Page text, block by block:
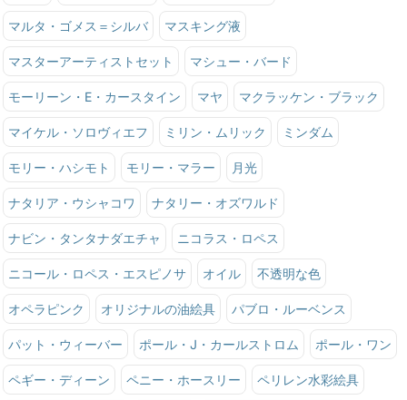
マルタ・ゴメス＝シルバ マスキング液
マスターアーティストセット マシュー・バード
モーリーン・E・カースタイン マヤ マクラッケン・ブラック
マイケル・ソロヴィエフ ミリン・ムリック ミンダム
モリー・ハシモト モリー・マラー 月光
ナタリア・ウシャコワ ナタリー・オズワルド
ナビン・タンタナダエチャ ニコラス・ロペス
ニコール・ロペス・エスピノサ オイル 不透明な色
オペラピンク オリジナルの油絵具 パブロ・ルーベンス
パット・ウィーバー ポール・J・カールストロム ポール・ワン
ペギー・ディーン ペニー・ホースリー ペリレン水彩絵具